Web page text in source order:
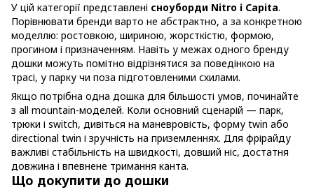
У цій категорії представлені сноуборди Nitro і Capita.
Порівнювати бренди варто не абстрактно, а за конкретною
моделлю: ростовкою, шириною, жорсткістю, формою,
прогином і призначенням. Навіть у межах одного бренду
дошки можуть помітно відрізнятися за поведінкою на
трасі, у парку чи поза підготовленими схилами.
Якщо потрібна одна дошка для більшості умов, починайте
з all mountain-моделей. Коли основний сценарій — парк,
трюки і switch, дивіться на маневровість, форму twin або
directional twin і зручність на приземленнях. Для фрірайду
важливі стабільність на швидкості, довший ніс, достатня
довжина і впевнене тримання канта.
Що докупити до дошки